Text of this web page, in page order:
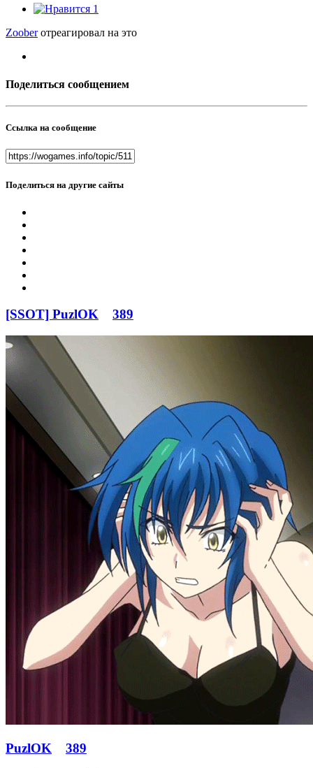
1
Zooberотреагировал на это
Поделиться сообщением
Ссылка на сообщение
Поделиться на другие сайты
[SSOT] PuzlOK 389
PuzlOK 389